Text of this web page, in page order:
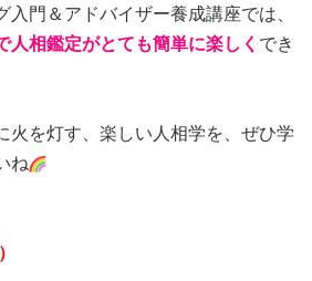
入門＆アドバイザー養成講座では、
人相鑑定がとても簡単に楽しく でき
火を灯す、楽しい人相学を、ぜひ学
ね